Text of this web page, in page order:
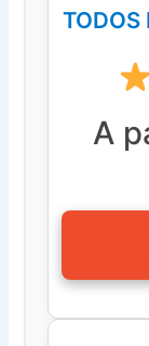
TODOS
A